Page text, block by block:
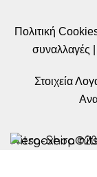
Πολιτική
συναλλαγές
Στοιχεία
Nitsa-